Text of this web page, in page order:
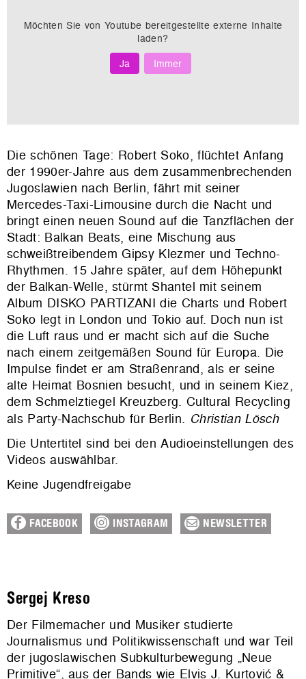
Möchten Sie von Youtube bereitgestellte externe Inhalte
laden?
Ja
Immer
Die schönen Tage: Robert Soko, flüchtet Anfang
der 1990er-Jahre aus dem zusammenbrechenden
Jugoslawien nach Berlin, fährt mit seiner
Mercedes-Taxi-Limousine durch die Nacht und
bringt einen neuen Sound auf die Tanzflächen der
Stadt: Balkan Beats, eine Mischung aus
schweißtreibendem Gipsy Klezmer und Techno-
Rhythmen. 15 Jahre später, auf dem Höhepunkt
der Balkan-Welle, stürmt Shantel mit seinem
Album DISKO PARTIZANI die Charts und Robert
Soko legt in London und Tokio auf. Doch nun ist
die Luft raus und er macht sich auf die Suche
nach einem zeitgemäßen Sound für Europa. Die
Impulse findet er am Straßenrand, als er seine
alte Heimat Bosnien besucht, und in seinem Kiez,
dem Schmelztiegel Kreuzberg. Cultural Recycling
als Party-Nachschub für Berlin. Christian Lösch
Die Untertitel sind bei den Audioeinstellungen des
Videos auswählbar.
Keine Jugendfreigabe
FACEBOOK INSTAGRAM NEWSLETTER
Sergej Kreso
Der Filmemacher und Musiker studierte
Journalismus und Politikwissenschaft und war Teil
der jugoslawischen Subkulturbewegung „Neue
Primitive“, aus der Bands wie Elvis J. Kurtović &